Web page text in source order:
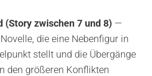
(Story zwischen 7 und 8) —
die eine Nebenfigur in
stellt und die Übergänge
den größeren Konflikten